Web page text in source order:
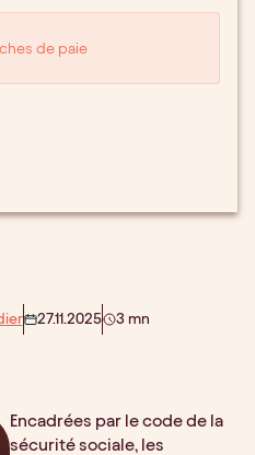
de paie
27.11.2025 3 mn
Encadrées par le code de la
sécurité sociale, les